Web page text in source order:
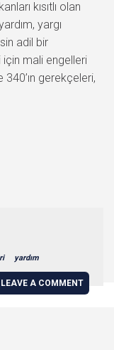
kısıtlı olan
yargı
adil bir
için mali engelleri
gerekçeleri,
yardım
LEAVE A COMMENT